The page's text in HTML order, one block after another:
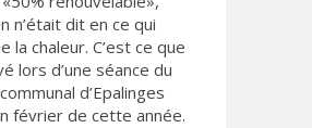
n’était dit en ce qui
la chaleur. C’est ce que
lors d’une séance du
d’Epalinges
février de cette année.